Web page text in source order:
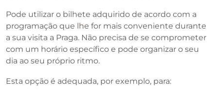
Pode utilizar o bilhete adquirido de acordo com a
programação que lhe for mais conveniente durante
a sua visita a Praga. Não precisa de se comprometer
com um horário específico e pode organizar o seu
dia ao seu próprio ritmo.
Esta opção é adequada, por exemplo, para: